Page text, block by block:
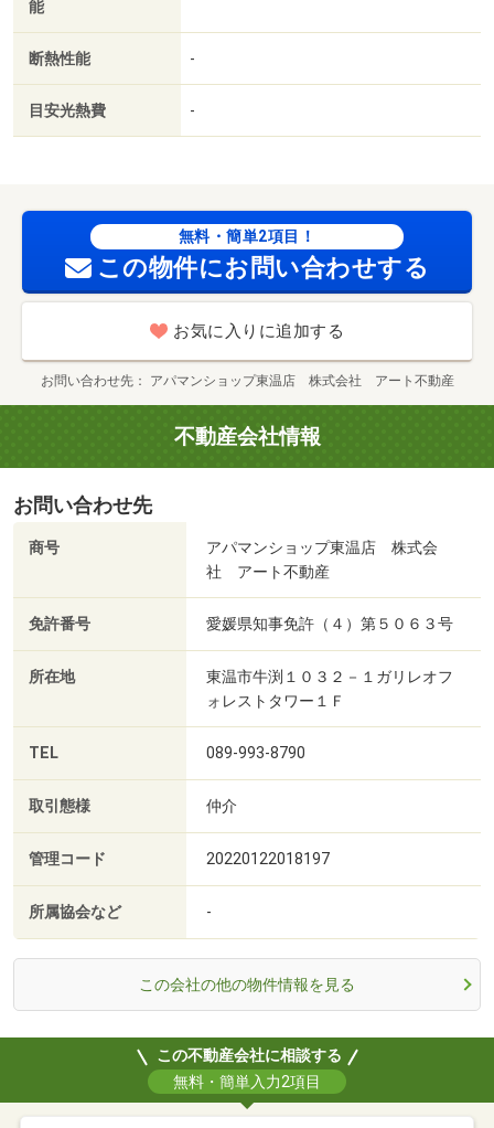
能
断熱性能 -
目安光熱費 -
無料・簡単2項目！
この物件にお問い合わせする
お気に入りに追加する
お問い合わせ先 アパマンショップ東温店 株式会社 アート不動産
不動産会社情報
お問い合わせ先
商号
アパマンショップ東温店 株式会
社 アート不動産
免許番号 愛媛県知事免許（４）第５０６３号
所在地
東温市牛渕１０３２－１ガリレオフ
ォレストタワー１Ｆ
TEL 089-993-8790
取引態様 仲介
管理コード 20220122018197
所属協会など -
この会社の他の物件情報を見る
この不動産会社に相談する
無料・簡単入力2項目